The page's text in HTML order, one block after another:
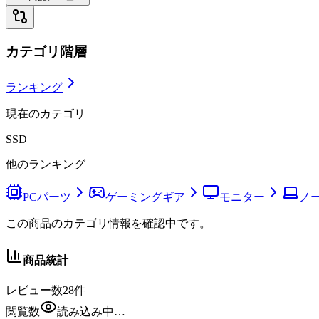
カテゴリ階層
ランキング
現在のカテゴリ
SSD
他のランキング
PCパーツ ゲーミングギア モニター ノ
この商品のカテゴリ情報を確認中です。
商品統計
レビュー数28件
閲覧数
読み込み中…